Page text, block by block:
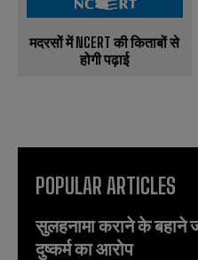
मदरसों में NCERT की किताबों से
होगी पढ़ाई
POPULAR ARTICLES
सुलहनामा कराने के बहाने
दुष्कर्म का आरोप